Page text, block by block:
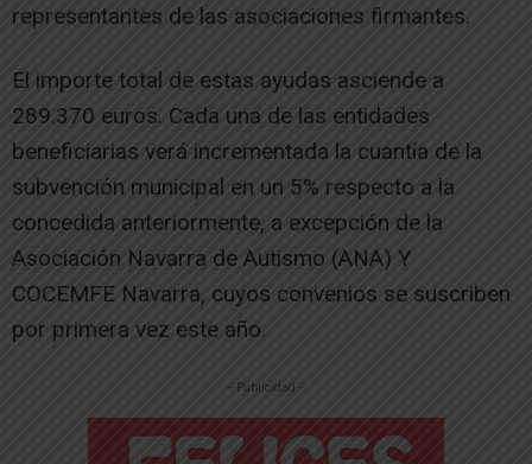
representantes de las asociaciones firmantes.
El importe total de estas ayudas asciende a
289.370 euros. Cada una de las entidades
beneficiarias verá incrementada la cuantía de la
subvención municipal en un 5% respecto a la
concedida anteriormente, a excepción de la
Asociación Navarra de Autismo (ANA) Y
COCEMFE Navarra, cuyos convenios se suscriben
por primera vez este año.
-- Publicidad --